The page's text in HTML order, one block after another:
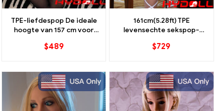
TPE-liefdespop De ideale
hoogte van 157 cm voor
$489
161cm(5.28ft) TPE
levensechte sekspop-
$729